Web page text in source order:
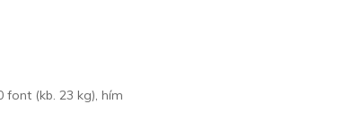
font (kb. 23 kg), hím